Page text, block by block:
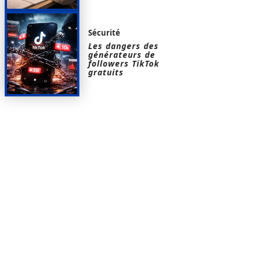
Sécurité
Les dangers des
générateurs de
followers TikTok
gratuits